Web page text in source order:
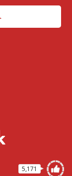
5,171